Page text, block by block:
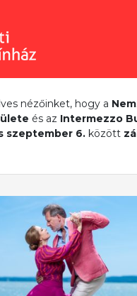
nézőinket, hogy a
és az Intermezzo
szeptember 6. között